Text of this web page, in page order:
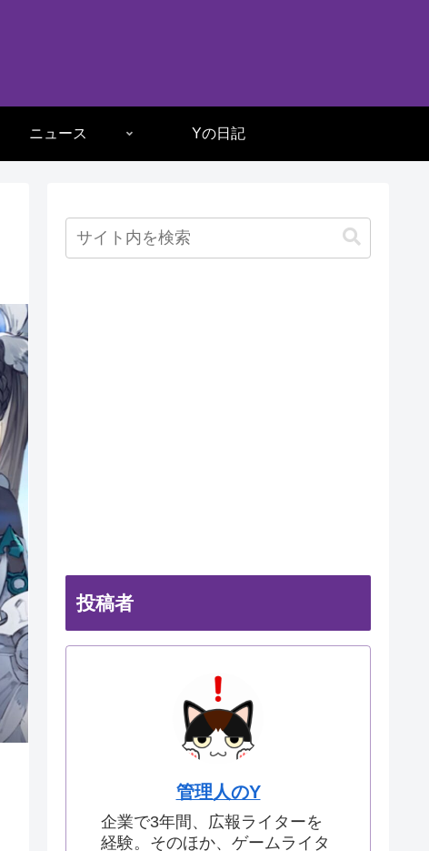
ニュース Yの日記
投稿者
管理人のY
企業で3年間、広報ライターを
経験。そのほか、ゲームライタ